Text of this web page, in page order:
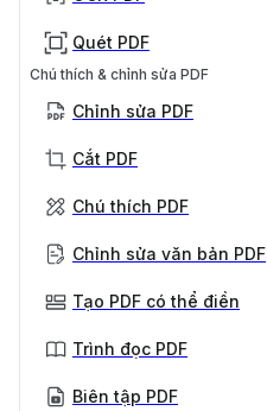
Quét PDF
Chú thích & chỉnh sửa PDF
Chỉnh sửa PDF
Cắt PDF
Chú thích PDF
Chỉnh sửa văn bản PDF
Tạo PDF có thể điền
Trình đọc PDF
Biên tập PDF